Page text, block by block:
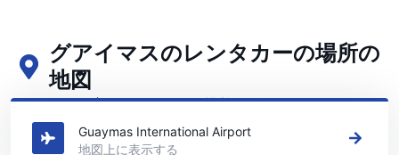
グアイマスのレンタカーの場所の
地図
グアイマスの主要なレンタカーの場所をご覧ください
Guaymas International Airport
地図上に表示する